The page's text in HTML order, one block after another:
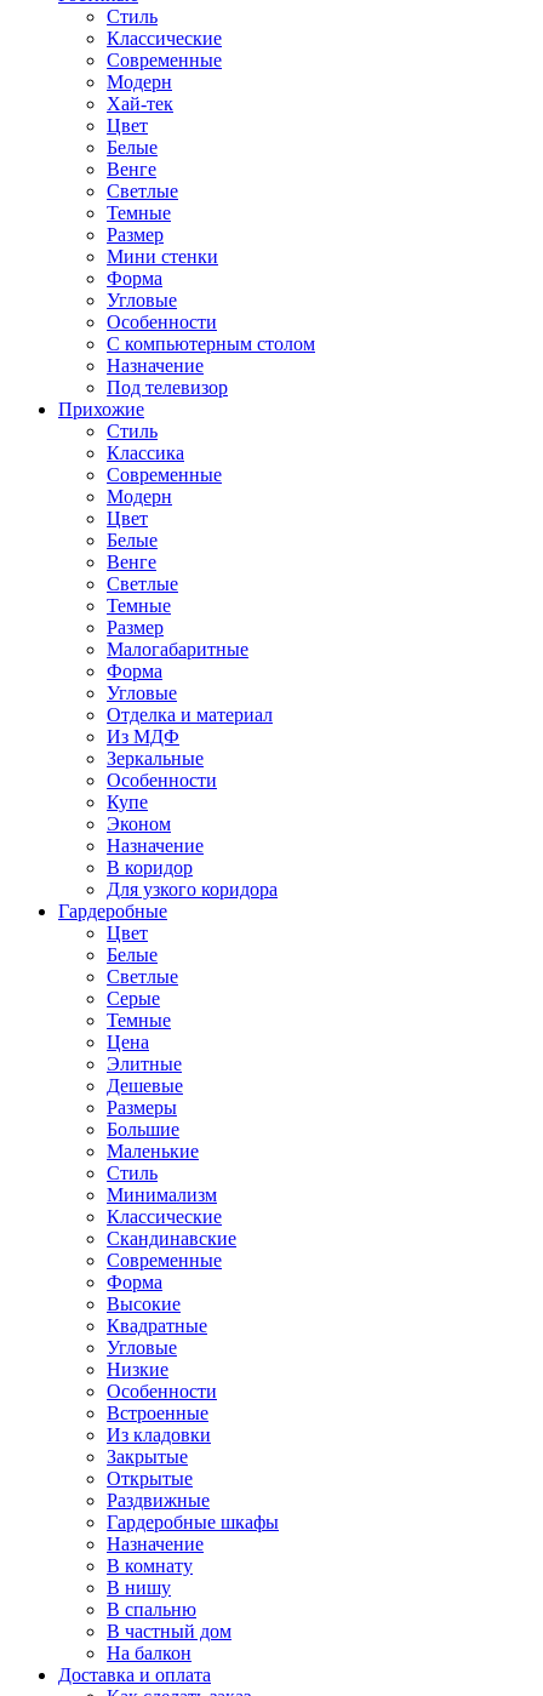
Стиль
Классические
Современные
Модерн
Хай-тек
Цвет
Белые
Венге
Светлые
Темные
Размер
Мини стенки
Форма
Угловые
Особенности
С компьютерным столом
Назначение
Под телевизор
Прихожие
Стиль
Классика
Современные
Модерн
Цвет
Белые
Венге
Светлые
Темные
Размер
Малогабаритные
Форма
Угловые
Отделка и материал
Из МДФ
Зеркальные
Особенности
Купе
Эконом
Назначение
В коридор
Для узкого коридора
Гардеробные
Цвет
Белые
Светлые
Серые
Темные
Цена
Элитные
Дешевые
Размеры
Большие
Маленькие
Стиль
Минимализм
Классические
Скандинавские
Современные
Форма
Высокие
Квадратные
Угловые
Низкие
Особенности
Встроенные
Из кладовки
Закрытые
Открытые
Раздвижные
Гардеробные шкафы
Назначение
В комнату
В нишу
В спальню
В частный дом
На балкон
Доставка и оплата